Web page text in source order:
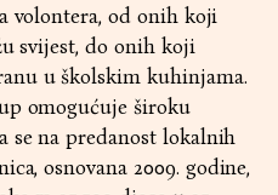
volontera, od onih koji
svijest, do onih koji
u školskim kuhinjama.
omogućuje široku
se na predanost lokalnih
osnovana 2009. godine,